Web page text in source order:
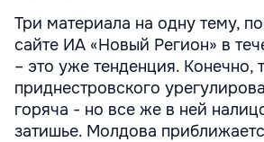
Три материала на одну тему,
сайте ИА «Новый Регион» в
– это уже тенденция. Конечно,
приднестровского
горяча - но все же в ней
затишье. Молдова